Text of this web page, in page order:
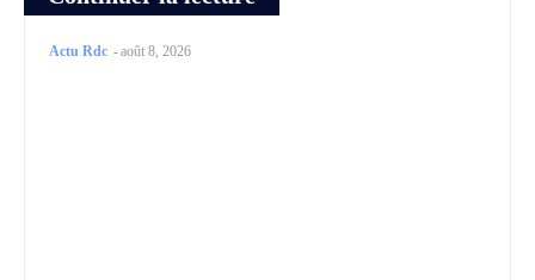
Actu Rdc -août 8, 2026